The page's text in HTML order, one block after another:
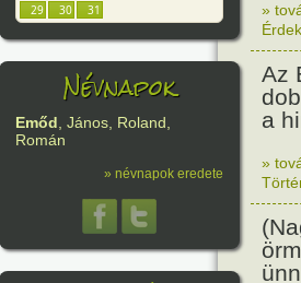
29
30 31
Névnapok
Emőd, János, Roland,
Román
» névnapok eredete
»
Az
a
»